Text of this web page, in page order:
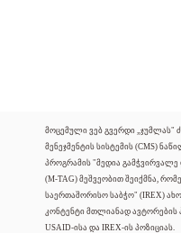
მოცემული ვებ გვერდი „ჯუმლას"
მენეჯმენტის სისტემის (CMS)
პროგრამის "მედია
(M-TAG) მეშვეობით შეიქმნა,
საერთაშორისო საბჭო" (IREX)
კონტენტი მთლიანად ავტორების
USAID-ისა და IREX-ის პოზიციას.